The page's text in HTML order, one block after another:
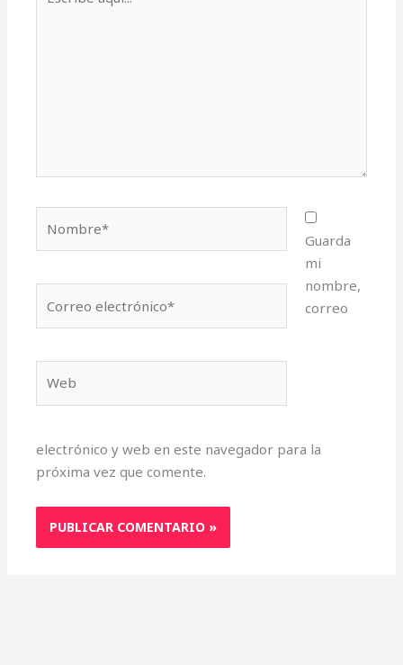
aquí...
electrónico*
Guarda
mi
nombre,
correo
electrónico y web en este navegador para la
próxima vez que comente.